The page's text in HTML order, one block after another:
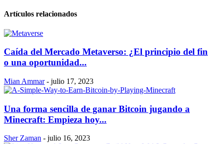
Artículos relacionados
Caída del Mercado Metaverso: ¿El principio del fin
o una oportunidad...
Mian Ammar - julio 17, 2023
Una forma sencilla de ganar Bitcoin jugando a
Minecraft: Empieza hoy...
Sher Zaman - julio 16, 2023